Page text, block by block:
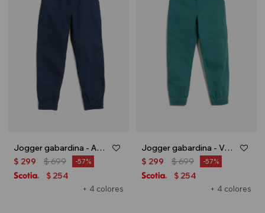
Jogger gabardina - Azul marino
+ 4 colores
$ 299 $699 57
$ 254
Jogger gabardina - Verde petroleo
+ 4 colores
$ 299 $699 57
$ 254